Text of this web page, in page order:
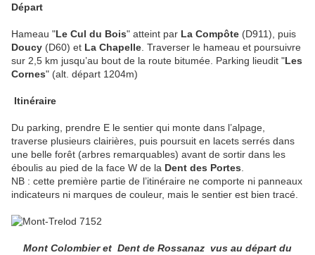
Départ
Hameau "Le Cul du Bois" atteint par La Compôte (D911), puis
Doucy (D60) et La Chapelle . Traverser le hameau et poursuivre
sur 2,5 km jusqu’au bout de la route bitumée. Parking lieudit "Les
Cornes" (alt. départ 1204m)
Itinéraire
Du parking, prendre E le sentier qui monte dans l’alpage,
traverse plusieurs clairières, puis poursuit en lacets serrés dans
une belle forêt (arbres remarquables) avant de sortir dans les
éboulis au pied de la face W de la Dent des Portes
NB : cette première partie de l’itinéraire ne comporte ni panneaux
indicateurs ni marques de couleur, mais le sentier est bien tracé.
Mont Colombier et Dent de Rossanaz vus au départ du